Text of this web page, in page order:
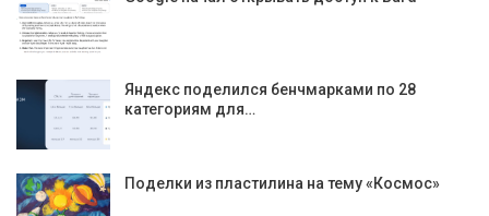
Яндекс поделился бенчмарками по 28
категориям для…
Поделки из пластилина на тему «Космос»